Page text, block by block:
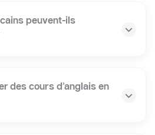
peuvent-ils
des cours d’anglais en